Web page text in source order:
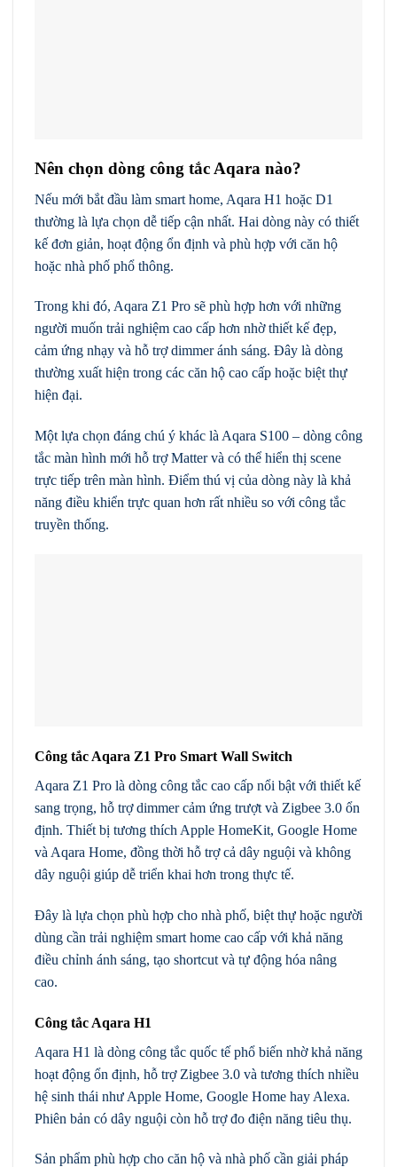
Nên chọn dòng công tắc Aqara nào?
Nếu mới bắt đầu làm smart home, Aqara H1 hoặc D1
thường là lựa chọn dễ tiếp cận nhất. Hai dòng này có thiết
kế đơn giản, hoạt động ổn định và phù hợp với căn hộ
hoặc nhà phố phổ thông.
Trong khi đó, Aqara Z1 Pro sẽ phù hợp hơn với những
người muốn trải nghiệm cao cấp hơn nhờ thiết kế đẹp,
cảm ứng nhạy và hỗ trợ dimmer ánh sáng. Đây là dòng
thường xuất hiện trong các căn hộ cao cấp hoặc biệt thự
hiện đại.
Một lựa chọn đáng chú ý khác là Aqara S100 – dòng công
tắc màn hình mới hỗ trợ Matter và có thể hiển thị scene
trực tiếp trên màn hình. Điểm thú vị của dòng này là khả
năng điều khiển trực quan hơn rất nhiều so với công tắc
truyền thống.
Công tắc Aqara Z1 Pro Smart Wall Switch
Aqara Z1 Pro là dòng công tắc cao cấp nổi bật với thiết kế
sang trọng, hỗ trợ dimmer cảm ứng trượt và Zigbee 3.0 ổn
định. Thiết bị tương thích Apple HomeKit, Google Home
và Aqara Home, đồng thời hỗ trợ cả dây nguội và không
dây nguội giúp dễ triển khai hơn trong thực tế.
Đây là lựa chọn phù hợp cho nhà phố, biệt thự hoặc người
dùng cần trải nghiệm smart home cao cấp với khả năng
điều chỉnh ánh sáng, tạo shortcut và tự động hóa nâng
cao.
Công tắc Aqara H1
Aqara H1 là dòng công tắc quốc tế phổ biến nhờ khả năng
hoạt động ổn định, hỗ trợ Zigbee 3.0 và tương thích nhiều
hệ sinh thái như Apple Home, Google Home hay Alexa.
Phiên bản có dây nguội còn hỗ trợ đo điện năng tiêu thụ.
Sản phẩm phù hợp cho căn hộ và nhà phố cần giải pháp